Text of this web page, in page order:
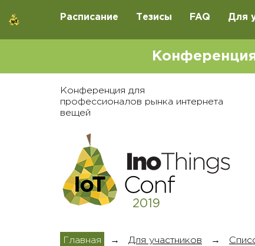
Расписание Тезисы FAQ Для
Конференция для
профессионалов рынка интернета
вещей
2019
Главная → Для участников →